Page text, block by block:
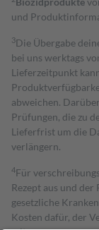
und
3Die Übergabe
bei uns werktags
Lieferzeitpunkt
abweichen.
Prüfungen, die zu
Lieferfrist um die
verlängern.
4Für
Rezept aus und
gesetzliche
Kosten dafür, der